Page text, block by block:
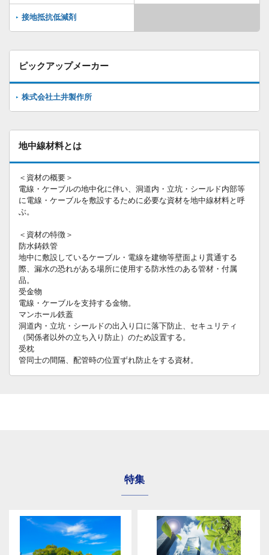
接地抵抗低減剤
ピックアップメーカー
株式会社土井製作所
地中線材料とは
＜資材の概要＞
電線・ケーブルの地中化に伴い、洞道内・立坑・シールド内部等
に電線・ケーブルを敷設するために必要な資材を地中線材料と呼
ぶ。
＜資材の特徴＞
防水鋳鉄管
地中に敷設しているケーブル・電線を建物等壁面より貫通する
際、漏水の恐れがある場所に使用する防水性のある管材・付属
品。
受金物
電線・ケーブルを支持する金物。
マンホール鉄蓋
洞道内・立坑・シールドの出入り口に落下防止、セキュリティ
（関係者以外の立ち入り防止）のため設置する。
受枕
管同士の間隔、配管時の位置ずれ防止をする資材。
特集